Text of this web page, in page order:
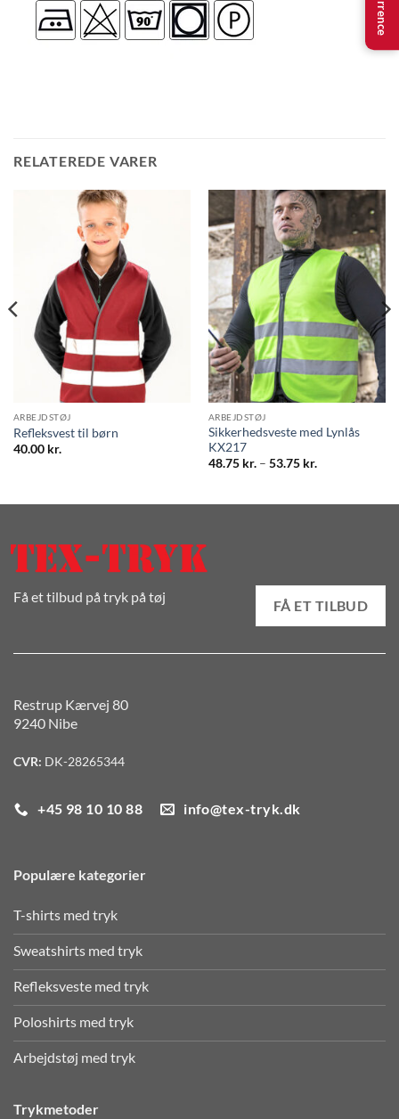
RELATEREDE VARER
ARBEJDSTØJ
Refleksvest til børn
40.00 kr.
ARBEJDSTØJ
Sikkerhedsveste med Lynlås
KX217
48.75 kr. – 53.75 kr.Prisinterval:
Få et tilbud på tryk på tøj
FÅ ET TILBUD
Restrup Kærvej 80
9240 Nibe
CVR: DK-28265344
+45 98 10 10 88 info@tex-tryk.dk
Populære kategorier
T-shirts med tryk
Sweatshirts med tryk
Refleksveste med tryk
Poloshirts med tryk
Arbejdstøj med tryk
Trykmetoder